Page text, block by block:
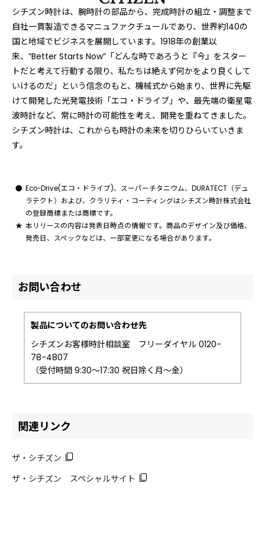
シチズン時計は、腕時計の部品から、完成時計の組立・調整まで
自社一貫製造できるマニュファクチュールであり、世界約140の
国と地域でビジネスを展開しています。1918年の創業以
来、“Better Starts Now”「どんな時であろうと『今』をスター
トだと考えて行動する限り、私たちは絶えず何かをより良くして
いけるのだ」という信念のもと、機械式から始まり、世界に先駆
けて開発した光発電技術「エコ・ドライブ」や、最先端の衛星電
波時計など、常に時計の可能性を考え、開発を重ねてきました。
シチズン時計は、これからも時計の未来を切りひらいていきま
す。
Eco-Drive(エコ・ドライブ)、スーパーチタニウム、DURATECT（デュ
ラテクト）および、クラリティ・コーティングはシチズン時計株式会社
の登録商標または商標です。
本リリースの内容は発表日時点の情報です。商品のデザイン及び価格、
発売日、スペックなどは、一部変更になる場合があります。
お問い合わせ
製品についてのお問い合わせ先
シチズンお客様時計相談室 フリーダイヤル 0120-
78-4807
（受付時間 9:30～17:30 祝日除く月～金）
関連リンク
ザ・シチズン
ザ・シチズン スペシャルサイト